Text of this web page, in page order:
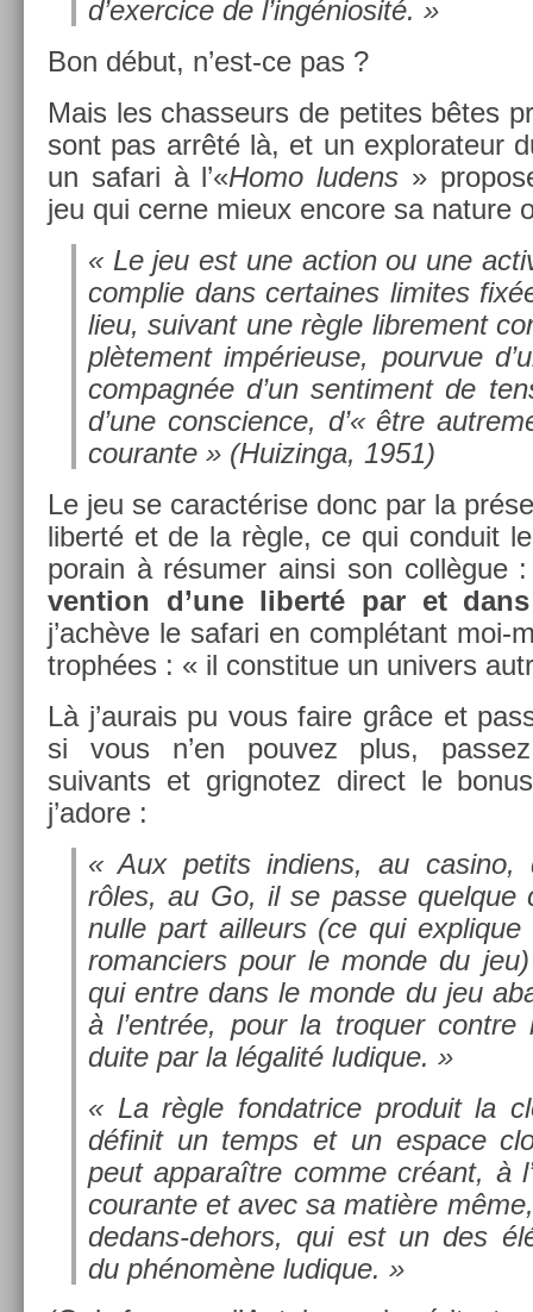
d’exer­cice de l’ingéniosité. »
Bon début, n’est-ce pas ?
Mais les chas­seurs de petites bêtes
sont pas arrêté là, et un ex­plorateur
un safari à l’«Homo ludens »
jeu qui cerne mieux en­core sa na­ture
« Le jeu est une ac­tion ou une
complie dans cer­taines li­mites
lieu, suivant une règle li­bre­ment
plète­ment im­périeuse, pour­vue
compagnée d’un sen­ti­ment de
d’une con­sci­ence, d’« être
co­uran­te » (Huizin­ga, 1951)
Le jeu se caractér­ise donc par la
li­berté et de la règle, ce qui con­duit
porain à résumer ainsi son collègue
ven­tion d’une li­berté par et
j’achève le safari en complétant moi-
trophées : « il con­stitue un uni­v­ers
Là j’aurais pu vous faire grâce et
si vous n’en pouvez plus,
suivants et grig­notez di­rect le
j’adore :
« Aux petits in­diens, au casino,
rôles, au Go, il se passe quel­que
nulle part ail­leurs (ce qui
roman­ci­ers pour le monde du
qui entre dans le monde du jeu
à l’entrée, pour la troqu­er
duite par la légalité ludique. »
« La règle fon­datrice pro­duit la
définit un temps et un es­pace
peut ap­paraître comme créant, à
co­uran­te et avec sa matière
dedans-dehors, qui est un des
du phénomène ludique. »